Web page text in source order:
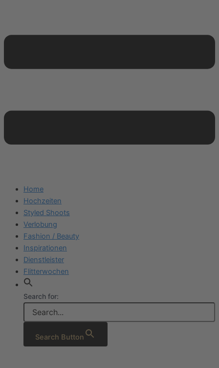
Home
Hochzeiten
Styled Shoots
Verlobung
Fashion / Beauty
Inspirationen
Dienstleister
Flitterwochen
Search for:
Search Button